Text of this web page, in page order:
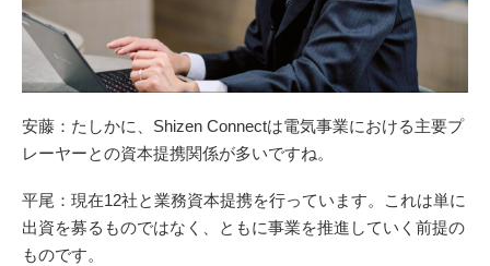
安藤：たしかに、Shizen Connectは電気事業における主要プ
レーヤーとの資本提携関係が多いですね。
平尾：現在12社と業務資本提携を行っています。これは単に
出資を募るものではなく、ともに事業を推進していく前提の
ものです。